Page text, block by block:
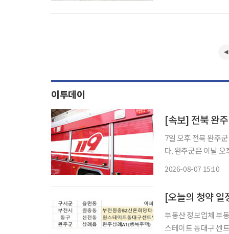
이투데이
[속보] 전북 완
7일 오후 전북 완주
다. 완주군은 이날 오후 3시 5분께 안전재난문자를 보내 “오후 2시 46분께 삼례읍 하리로
2026-08-07 15:10
[오늘의 청약
부동산 정보업체 부
스테이트 동대구 센